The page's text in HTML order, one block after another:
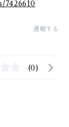
7426610
通報する
(0)